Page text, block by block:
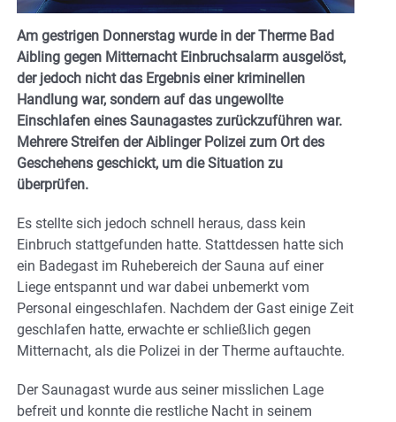
Am gestrigen Donnerstag wurde in der Therme Bad
Aibling gegen Mitternacht Einbruchsalarm ausgelöst,
der jedoch nicht das Ergebnis einer kriminellen
Handlung war, sondern auf das ungewollte
Einschlafen eines Saunagastes zurückzuführen war.
Mehrere Streifen der Aiblinger Polizei zum Ort des
Geschehens geschickt, um die Situation zu
überprüfen.
Es stellte sich jedoch schnell heraus, dass kein
Einbruch stattgefunden hatte. Stattdessen hatte sich
ein Badegast im Ruhebereich der Sauna auf einer
Liege entspannt und war dabei unbemerkt vom
Personal eingeschlafen. Nachdem der Gast einige Zeit
geschlafen hatte, erwachte er schließlich gegen
Mitternacht, als die Polizei in der Therme auftauchte.
Der Saunagast wurde aus seiner misslichen Lage
befreit und konnte die restliche Nacht in seinem